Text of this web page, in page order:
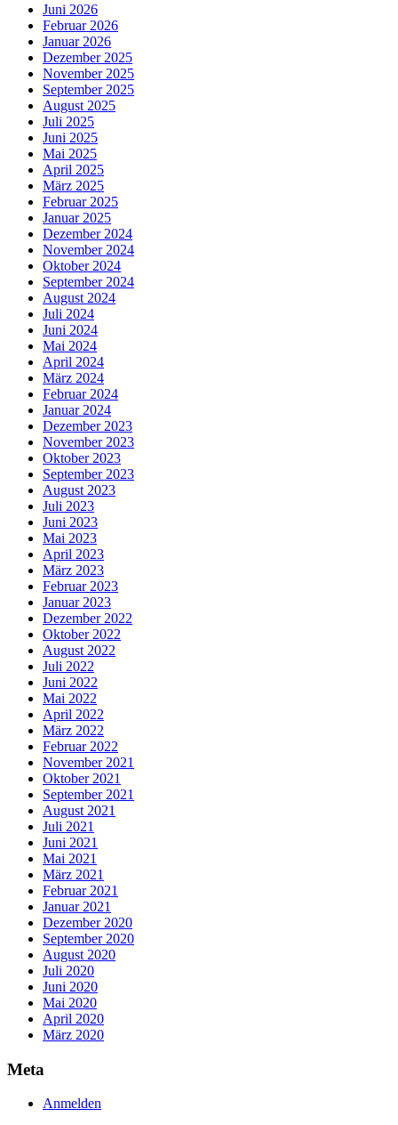
Juni 2026
Februar 2026
Januar 2026
Dezember 2025
November 2025
September 2025
August 2025
Juli 2025
Juni 2025
Mai 2025
April 2025
März 2025
Februar 2025
Januar 2025
Dezember 2024
November 2024
Oktober 2024
September 2024
August 2024
Juli 2024
Juni 2024
Mai 2024
April 2024
März 2024
Februar 2024
Januar 2024
Dezember 2023
November 2023
Oktober 2023
September 2023
August 2023
Juli 2023
Juni 2023
Mai 2023
April 2023
März 2023
Februar 2023
Januar 2023
Dezember 2022
Oktober 2022
August 2022
Juli 2022
Juni 2022
Mai 2022
April 2022
März 2022
Februar 2022
November 2021
Oktober 2021
September 2021
August 2021
Juli 2021
Juni 2021
Mai 2021
März 2021
Februar 2021
Januar 2021
Dezember 2020
September 2020
August 2020
Juli 2020
Juni 2020
Mai 2020
April 2020
März 2020
Meta
Anmelden